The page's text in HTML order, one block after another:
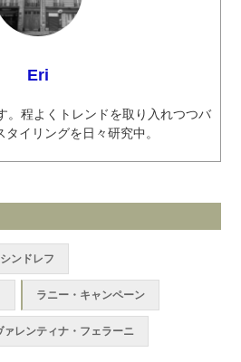
Eri
。程よくトレンドを取り入れつつバ
タイリングを日々研究中。
ンドレフ
ラニー・キャンペーン
ァレンティナ・フェラーニ